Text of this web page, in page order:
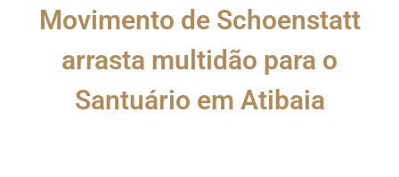
Movimento de Schoenstatt
arrasta multidão para o
Santuário em Atibaia